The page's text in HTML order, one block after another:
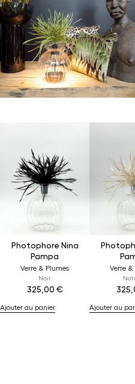
Photophore Nina
Pampa
Verre & Plumes
Noir
325,00 €
Ajouter au panier
Verre &
Ajouter au